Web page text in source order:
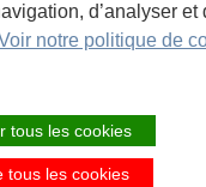
d’analyser et
notre politique de
tous les cookies
tous les cookies